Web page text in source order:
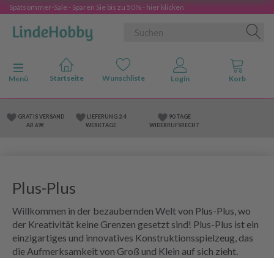
Spätsommer-Sale - Sparen Sie bis zu 50% - hier klicken
Anzeige ändern
Menü
GRATIS VERSAND
AB 69€
LIEFERUNG 2-4
WERKTAGE
90 TAGE
WIDERRUFSRECHT
Plus-Plus
Willkommen in der bezaubernden Welt von Plus-Plus, wo
der Kreativität keine Grenzen gesetzt sind! Plus-Plus ist ein
einzigartiges und innovatives Konstruktionsspielzeug, das
die Aufmerksamkeit von Groß und Klein auf sich zieht.